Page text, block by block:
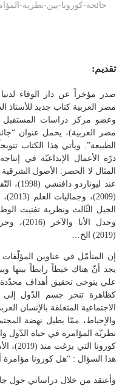
جائحة-كورونا-بين-نظرية-
تقديم:
صدر مؤخراً عن دار الوفاء لدنيا
مصر العربية كتاب جديد للأستاذ
وعضو مركز دراسات المستقبل
مصر العربية)، يحمل عنوان
الطبيعة”. ويأتي هذا الكتاب
درّة الأعمال الإبداعيّة في
عند
وجدل
(2019) الخ…
إن المتأمّل في عناوين المؤلّفات
يجد أنّ هناك خيطاً رابطاً بينها
علي يتوخى تحقيق أهداف محدّدة
كظاهرة تنخر جسم الدّول إلى
الاجتماعية المتعلقة بالإنسان
والإحباط، ممّا يطيل نهضة
نظريّة المؤامرة في حياة
كورونا
هذا السؤال : “هل كورونا مؤامرة
وأعتقد من خلال دراساتي حول